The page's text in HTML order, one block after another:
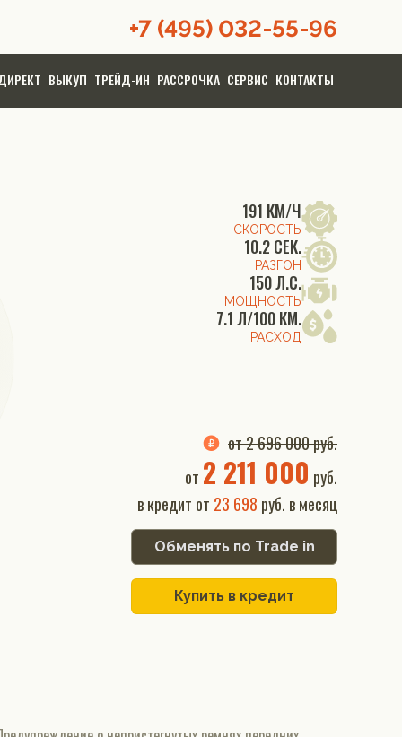
+7 (495) 032-55-96
ВЫКУП ТРЕЙД-ИН РАССРОЧКА СЕРВИС КОНТАКТЫ
191 КМ/Ч
СКОРОСТЬ
10.2 СЕК.
РАЗГОН
150 Л.С.
МОЩНОСТЬ
7.1 Л/100 КМ.
РАСХОД
от 2 696 000 руб.
от 2 211 000 руб.
в кредит от 23 698 руб. в месяц
Обменять по Trade in
Купить в кредит